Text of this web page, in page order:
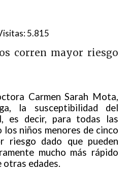
5.815
corren mayor riesgo
Carmen Sarah Mota,
la susceptibilidad del
es decir, para todas las
los niños menores de cinco
riesgo dado que pueden
mucho más rápido
otras edades.